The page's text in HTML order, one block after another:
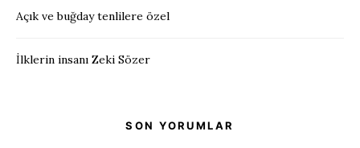
Açık ve buğday tenlilere özel
İlklerin insanı Zeki Sözer
SON YORUMLAR